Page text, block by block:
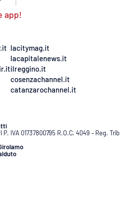
app!
lacitymag.it
lacapitalenews.it
ilreggino.it
cosenzachannel.it
catanzarochannel.it
IVA 01737800795 R.O.C. 4049 – Reg. Trib